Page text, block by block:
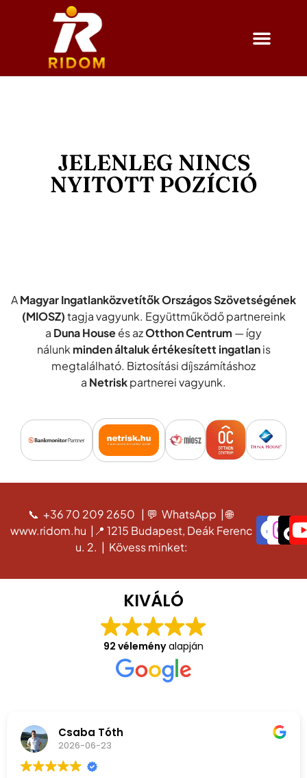
JELENLEG NINCS
NYITOTT POZÍCIÓ
AMagyar Ingatlanközvetítők Országos Szövetségének
(MIOSZ)tagja vagyunk. Együttműködő partnereink
a Duna Houseés azOtthon Centrum — így
nálunk minden általuk értékesített ingatlanis
megtalálható. Biztosítási díjszámításhoz
a Netriskpartnerei vagyunk.
📞 +36 70 209 2650 | 💬 WhatsApp |🌐
www.ridom.hu | 📍 1215 Budapest, Deák Ferenc
u. 2. | Kövess minket:
KIVÁLÓ
92 véleményalapján
Csaba Tóth
2026-06-23